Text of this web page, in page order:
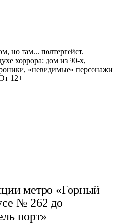
но там... полтергейст.
хоррора: дом из 90‑х,
«невидимые» персонажи
12+
метро «Горный
№ 262 до
порт»